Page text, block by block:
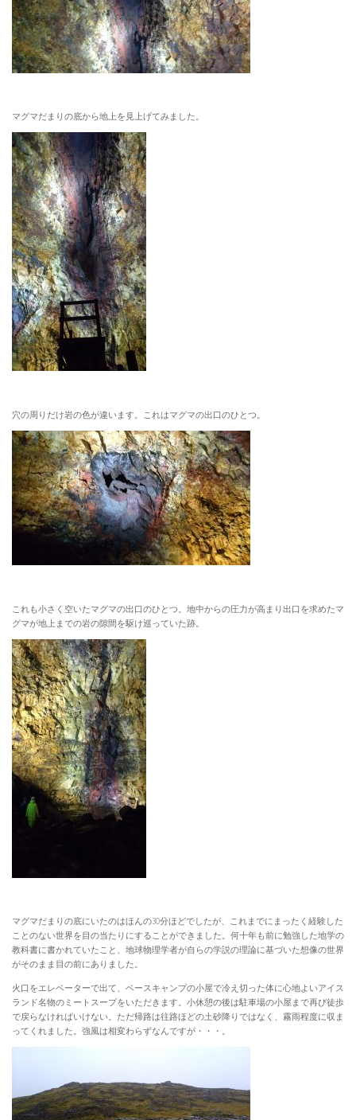
マグマだまりの底から地上を見上げてみました。
穴の周りだけ岩の色が違います。これはマグマの出口のひとつ。
これも小さく空いたマグマの出口のひとつ。地中からの圧力が高まり出口を求めたマ
グマが地上までの岩の隙間を駆け巡っていた跡。
マグマだまりの底にいたのはほんの30分ほどでしたが、これまでにまったく経験した
ことのない世界を目の当たりにすることができました。何十年も前に勉強した地学の
教科書に書かれていたこと、地球物理学者が自らの学説の理論に基づいた想像の世界
がそのまま目の前にありました。
火口をエレベーターで出て、ベースキャンプの小屋で冷え切った体に心地よいアイス
ランド名物のミートスープをいただきます。小休憩の後は駐車場の小屋まで再び徒歩
で戻らなければいけない。ただ帰路は往路ほどの土砂降りではなく、霧雨程度に収ま
ってくれました。強風は相変わらずなんですが・・・。